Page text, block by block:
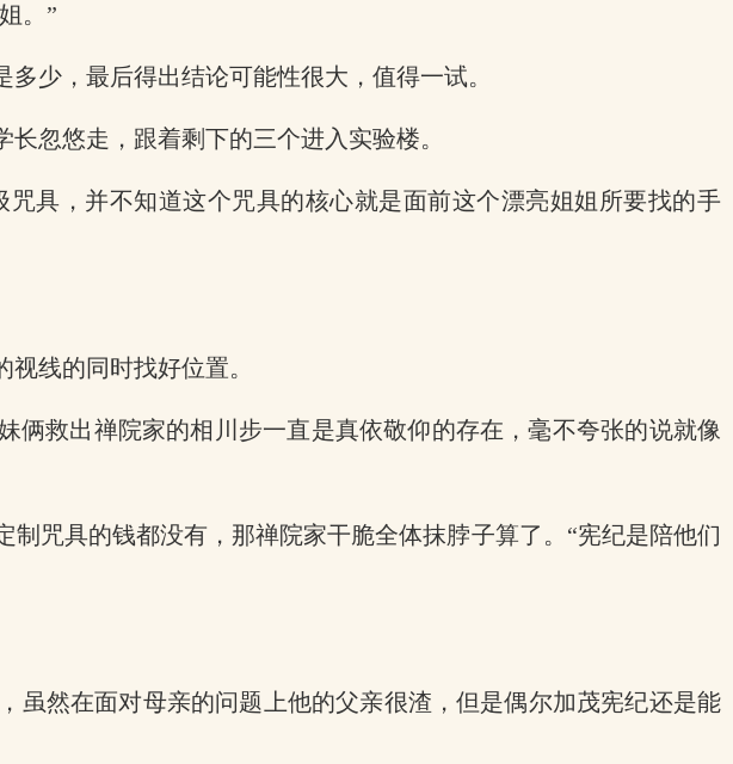
。”
少，最后得出结论可能性很大，值得一试。
忽悠走，跟着剩下的三个进入实验楼。
具，并不知道这个咒具的核心就是面前这个漂亮姐姐所要找的手
线的同时找好位置。
俩救出禅院家的相川步一直是真依敬仰的存在，毫不夸张的说就像
咒具的钱都没有，那禅院家干脆全体抹脖子算了。“宪纪是陪他们
虽然在面对母亲的问题上他的父亲很渣，但是偶尔加茂宪纪还是能